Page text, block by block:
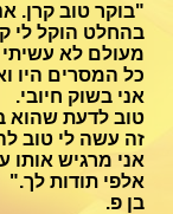
"בוקר טוב קרן.
בהחלט הוקל לי
מעולם לא עשיתי
כל המסרים היו
אני בשוק חיובי.
טוב לדעת שהוא
זה עשה לי טוב
אני מרגיש אותו
אלפי תודות לך."
בן פ.